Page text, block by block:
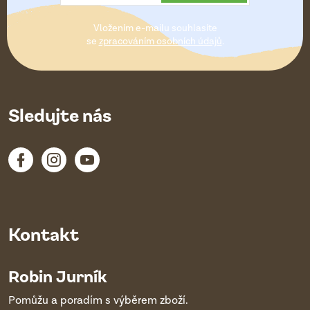
t
Vložením e-mailu souhlasíte
se zpracováním osobních údajů.
Kontakt
Robin Jurník
Pomůžu a poradím s výběrem zboží.
Sledujte nás